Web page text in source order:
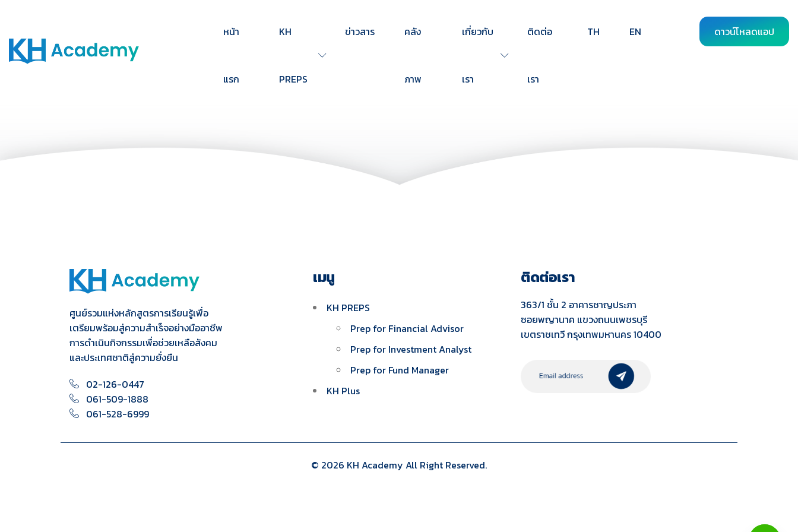
หน้า
แรก
KH
PREPS
ข่าวสาร คลัง
ภาพ
เกี่ยวกับ
เรา
ติดต่อ
เรา
TH EN ดาวน์โหลดแอป
ศูนย์รวมแห่งหลักสูตรการเรียนรู้เพื่อ
เตรียมพร้อมสู่ความสำเร็จอย่างมืออาชีพ
การดำเนินกิจกรรมเพื่อช่วยเหลือสังคม
และประเทศชาติสู่ความยั่งยืน
02-126-0447
061-509-1888
061-528-6999
เมนู
KH PREPS
Prep for Financial Advisor
Prep for Investment Analyst
Prep for Fund Manager
KH Plus
ติดต่อเรา
363/1 ชั้น 2 อาคารชาญประภา
ซอยพญานาค แขวงถนนเพชรบุรี
เขตราชเทวี กรุงเทพมหานคร 10400
© 2026 KH Academy All Right Reserved.